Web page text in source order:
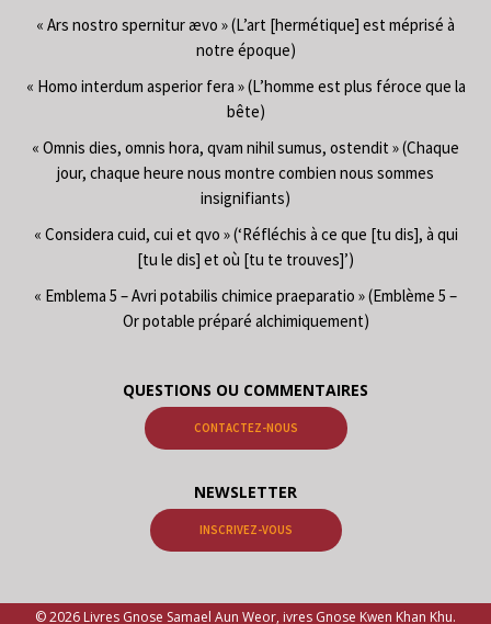
« Ars nostro spernitur ævo » (L’art [hermétique] est méprisé à
notre époque)
« Homo interdum asperior fera » (L’homme est plus féroce que la
bête)
« Omnis dies, omnis hora, qvam nihil sumus, ostendit » (Chaque
jour, chaque heure nous montre combien nous sommes
insignifiants)
« Considera cuid, cui et qvo » (‘Réfléchis à ce que [tu dis], à qui
[tu le dis] et où [tu te trouves]’)
« Emblema 5 – Avri potabilis chimice praeparatio » (Emblème 5 –
Or potable préparé alchimiquement)
QUESTIONS OU COMMENTAIRES
CONTACTEZ-NOUS
NEWSLETTER
INSCRIVEZ-VOUS
© 2026 Livres Gnose Samael Aun Weor, ivres Gnose Kwen Khan Khu.